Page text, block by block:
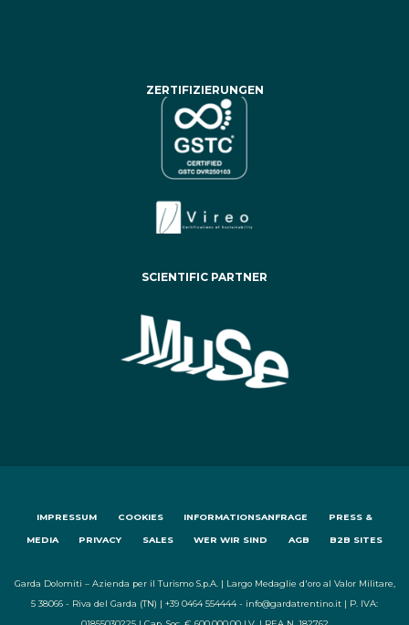
ZERTIFIZIERUNGEN
SCIENTIFIC PARTNER
IMPRESSUM COOKIES INFORMATIONSANFRAGE PRESS &
MEDIA PRIVACY SALES WER WIR SIND AGB B2B SITES
Garda Dolomiti – Azienda per il Turismo S.p.A. | Largo Medaglie d'oro al Valor Militare,
5 38066 - Riva del Garda (TN) | +39 0464 554444 - info@gardatrentino.it | P. IVA: